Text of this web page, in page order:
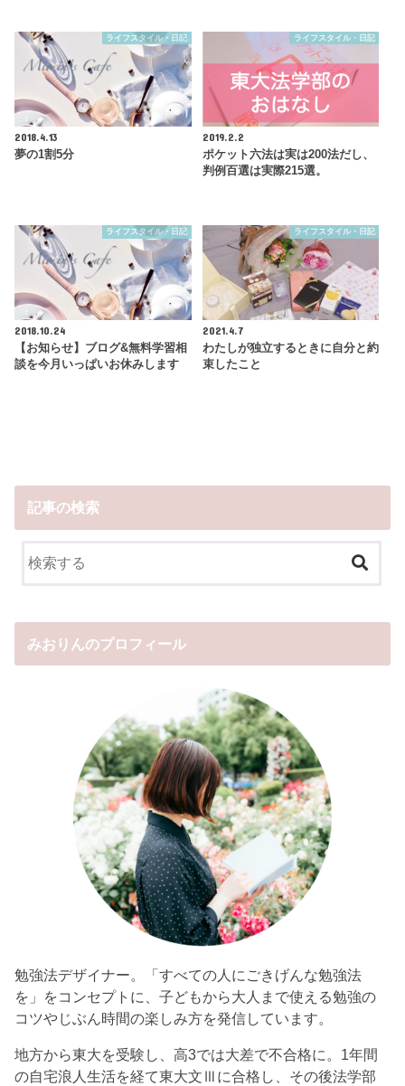
ライフスタイル・日記
2018.4.13
夢の1割5分
ライフスタイル・日記
2019.2.2
ポケット六法は実は200法だし、
判例百選は実際215選。
ライフスタイル・日記
2018.10.24
【お知らせ】ブログ&無料学習相
談を今月いっぱいお休みします
ライフスタイル・日記
2021.4.7
わたしが独立するときに自分と約
束したこと
記事の検索
みおりんのプロフィール
勉強法デザイナー。「すべての人にごきげんな勉強法
を」をコンセプトに、子どもから大人まで使える勉強の
コツやじぶん時間の楽しみ方を発信しています。
地方から東大を受験し、高3では大差で不合格に。1年間
の自宅浪人生活を経て東大文Ⅲに合格し、その後法学部